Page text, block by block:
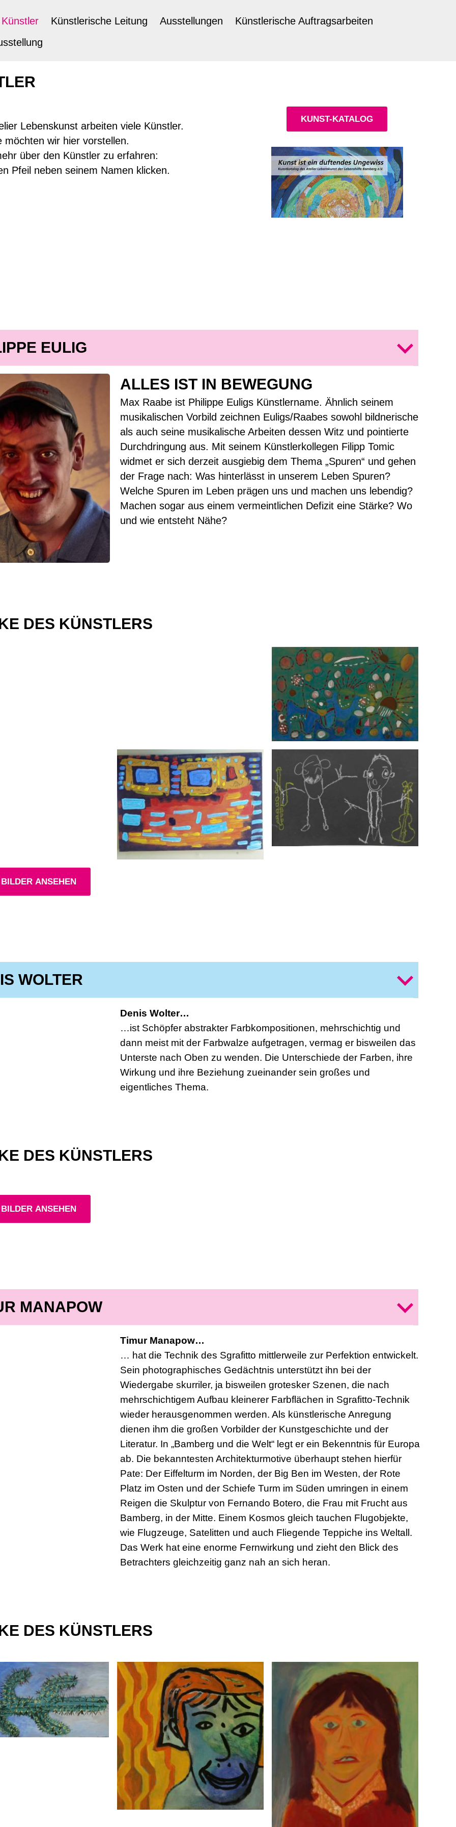
Künstler Künstlerische Leitung Ausstellungen
Künstlerische Auftragsarbeiten
Lebenskunst arbeiten viele Künstler.
möchten wir hier vorstellen.
über den Künstler zu erfahren:
Pfeil neben seinem Namen klicken.
KUNST-KATALOG
EULIG
ALLES IST IN BEWEGUNG
Max Raabe ist Philippe Euligs Künstlername. Ähnlich seinem
musikalischen Vorbild zeichnen Euligs/Raabes sowohl bildnerische
als auch seine musikalische Arbeiten dessen Witz und pointierte
Durchdringung aus. Mit seinem Künstlerkollegen Filipp Tomic
widmet er sich derzeit ausgiebig dem Thema „Spuren“ und gehen
der Frage nach: Was hinterlässt in unserem Leben Spuren?
Welche Spuren im Leben prägen uns und machen uns lebendig?
Machen sogar aus einem vermeintlichen Defizit eine Stärke? Wo
und wie entsteht Nähe?
DES KÜNSTLERS
ANSEHEN
WOLTER
Denis Wolter…
…ist Schöpfer abstrakter Farbkompositionen, mehrschichtig und
dann meist mit der Farbwalze aufgetragen, vermag er bisweilen das
Unterste nach Oben zu wenden. Die Unterschiede der Farben, ihre
Wirkung und ihre Beziehung zueinander sein großes und
eigentliches Thema.
DES KÜNSTLERS
ANSEHEN
MANAPOW
Timur Manapow…
… hat die Technik des Sgrafitto mittlerweile zur Perfektion entwickelt.
Sein photographisches Gedächtnis unterstützt ihn bei der
Wiedergabe skurriler, ja bisweilen grotesker Szenen, die nach
mehrschichtigem Aufbau kleinerer Farbflächen in Sgrafitto-Technik
wieder herausgenommen werden. Als künstlerische Anregung
dienen ihm die großen Vorbilder der Kunstgeschichte und der
Literatur. In „Bamberg und die Welt“ legt er ein Bekenntnis für Europa
ab. Die bekanntesten Architekturmotive überhaupt stehen hierfür
Pate: Der Eiffelturm im Norden, der Big Ben im Westen, der Rote
Platz im Osten und der Schiefe Turm im Süden umringen in einem
Reigen die Skulptur von Fernando Botero, die Frau mit Frucht aus
Bamberg, in der Mitte. Einem Kosmos gleich tauchen Flugobjekte,
wie Flugzeuge, Satelitten und auch Fliegende Teppiche ins Weltall.
Das Werk hat eine enorme Fernwirkung und zieht den Blick des
Betrachters gleichzeitig ganz nah an sich heran.
DES KÜNSTLERS